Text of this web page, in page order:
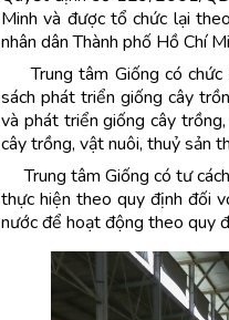
Minh và được tổ chức lại
nhân dân Thành phố Hồ Chí
Trung tâm Giống có
sách phát triển giống cây
và phát triển giống cây
cây trồng, vật nuôi, thuỷ sản
Trung tâm Giống có tư
thực hiện theo quy định đối
nước để hoạt động theo quy